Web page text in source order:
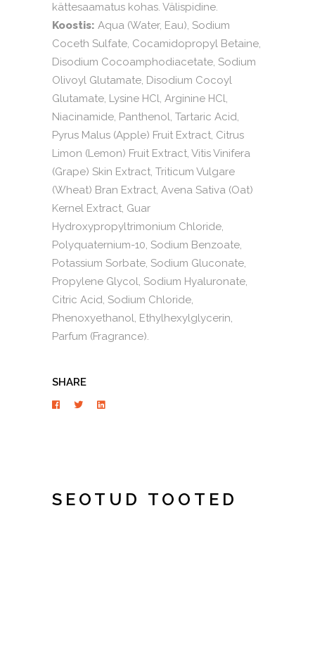
kättesaamatus kohas. Välispidine.
Koostis: Aqua (Water, Eau), Sodium
Coceth Sulfate, Cocamidopropyl Betaine,
Disodium Cocoamphodiacetate, Sodium
Olivoyl Glutamate, Disodium Cocoyl
Glutamate, Lysine HCl, Arginine HCl,
Niacinamide, Panthenol, Tartaric Acid,
Pyrus Malus (Apple) Fruit Extract, Citrus
Limon (Lemon) Fruit Extract, Vitis Vinifera
(Grape) Skin Extract, Triticum Vulgare
(Wheat) Bran Extract, Avena Sativa (Oat)
Kernel Extract, Guar
Hydroxypropyltrimonium Chloride,
Polyquaternium-10, Sodium Benzoate,
Potassium Sorbate, Sodium Gluconate,
Propylene Glycol, Sodium Hyaluronate,
Citric Acid, Sodium Chloride,
Phenoxyethanol, Ethylhexylglycerin,
Parfum (Fragrance).
SHARE
SEOTUD TOOTED